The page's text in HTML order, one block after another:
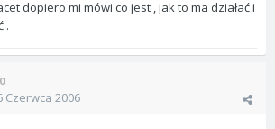
dopiero mi mówi co jest , jak to ma działać i
.
Czerwca 2006